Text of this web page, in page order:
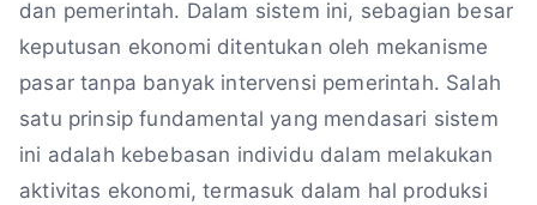
dan pemerintah. Dalam sistem ini, sebagian besar
keputusan ekonomi ditentukan oleh mekanisme
pasar tanpa banyak intervensi pemerintah. Salah
satu prinsip fundamental yang mendasari sistem
ini adalah kebebasan individu dalam melakukan
aktivitas ekonomi, termasuk dalam hal produksi